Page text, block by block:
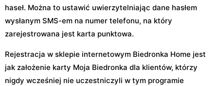
haseł. Można to ustawić uwierzytelniając dane hasłem
wysłanym SMS-em na numer telefonu, na który
zarejestrowana jest karta punktowa.
Rejestracja w sklepie internetowym Biedronka Home jest
jak założenie karty Moja Biedronka dla klientów, którzy
nigdy wcześniej nie uczestniczyli w tym programie